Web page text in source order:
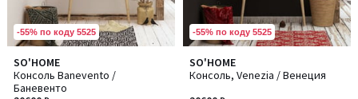
-55% по коду 5525
SO'HOME
Консоль Banevento /
Баневенто
-55% по коду 5525
SO'HOME
Консоль, Venezia / Венеция